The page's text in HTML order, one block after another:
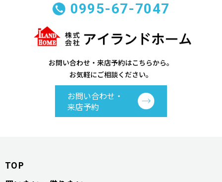
0995-67-7047
お問い合わせ・来店予約はこちらから。
お気軽にご相談ください。
お問い合わせ・
来店予約
TOP